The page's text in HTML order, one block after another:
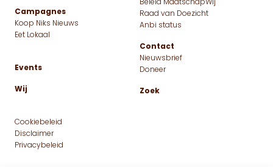
11 klimaatpositieve
woongemeenschappen die